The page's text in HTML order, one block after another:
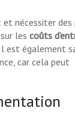
nécessiter des
les coûts
est également
car cela peut